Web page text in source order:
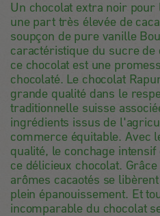
Un chocolat extra noir pour
une part très élevée de
soupçon de pure vanille
caractéristique du sucre de
ce chocolat est une
chocolaté. Le chocolat
grande qualité dans le
traditionnelle suisse
ingrédients issus de
commerce équitable. Avec
qualité, le conchage
ce délicieux chocolat.
arômes cacaotés se
plein épanouissement. Et
incomparable du chocolat